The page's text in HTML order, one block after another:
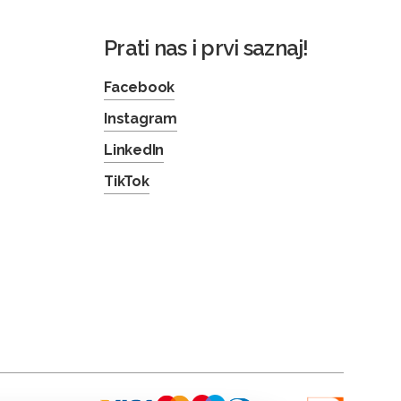
Prati nas i prvi saznaj!
Facebook
Instagram
LinkedIn
TikTok